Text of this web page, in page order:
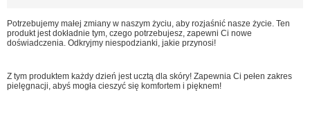
Potrzebujemy małej zmiany w naszym życiu, aby rozjaśnić nasze życie. Ten
produkt jest dokładnie tym, czego potrzebujesz, zapewni Ci nowe
doświadczenia. Odkryjmy niespodzianki, jakie przynosi!
Z tym produktem każdy dzień jest ucztą dla skóry! Zapewnia Ci pełen zakres
pielęgnacji, abyś mogła cieszyć się komfortem i pięknem!